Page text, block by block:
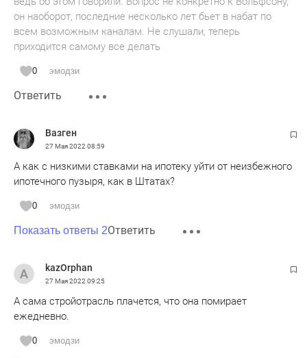
он наоборот, последние несколько лет бьет в набат по
всем возможным каналам. Не слушали, теперь
приходится самому все делать
0 эмодзи
Ответить
Вазген
27 Мая 202208:59
А как с низкими ставками на ипотеку уйти от неизбежного
ипотечного пузыря, как в Штатах?
0 эмодзи
Показать ответы 2Ответить
kazOrphan
27 Мая 202209:25
А сама стройотрасль плачется, что она помирает
ежедневно.
0 эмодзи